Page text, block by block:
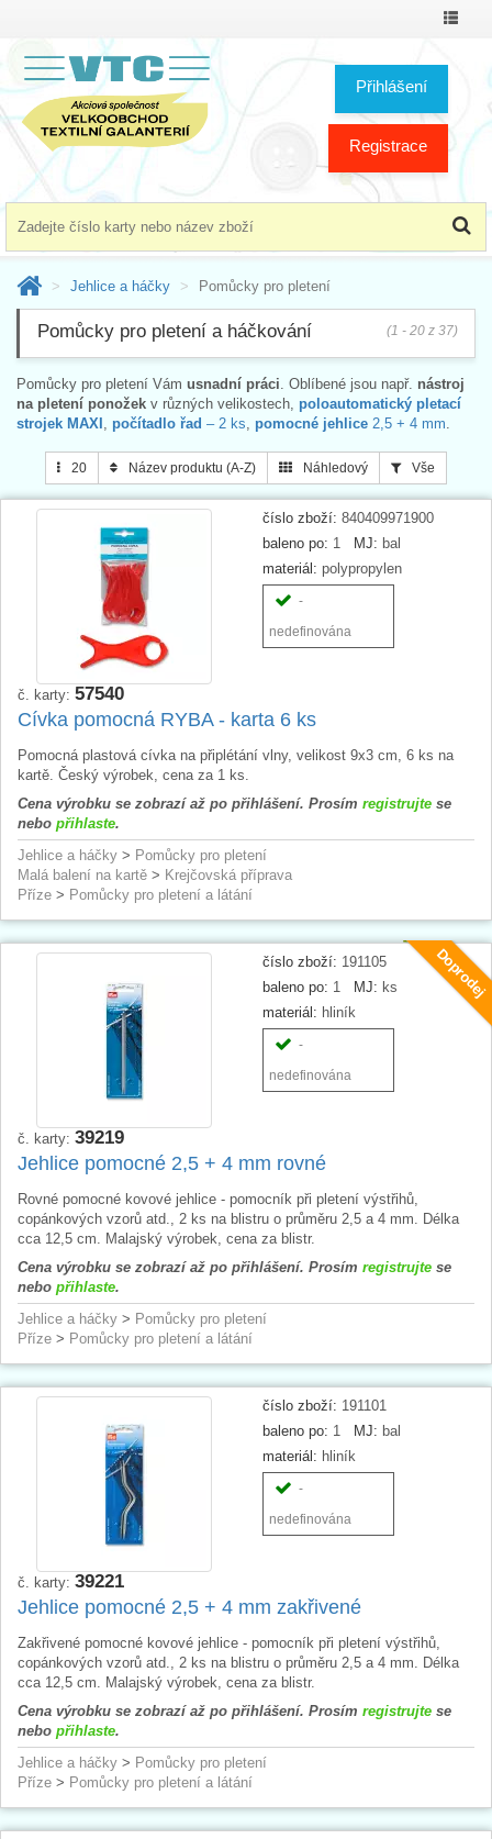
Přihlášení
Registrace
Jehlice a háčky Pomůcky pro pletení
Pomůcky pro pletení a háčkování (1 - 20 z 37)
Pomůcky pro pletení Vám usnadní práci . Oblíbené jsou např. nástroj
na pletení ponožek v různých velikostech, poloautomatický pletací
strojek MAXI
počítadlo řad – 2 ks pomocné jehlice 2,5 + 4 mm
20 Název produktu (A-Z) Náhledový Vše
číslo zboží: 840409971900
baleno po: 1 MJ: bal
materiál: polypropylen
-
nedefinována
č. karty: 57540
Cívka pomocná RYBA - karta 6 ks
Pomocná plastová cívka na připlétání vlny, velikost 9x3 cm, 6 ks na
kartě. Český výrobek, cena za 1 ks.
Cena výrobku se zobrazí až po přihlášení. Prosím registrujte se
nebo přihlaste.
Jehlice a háčky > Pomůcky pro pletení
Malá balení na kartě > Krejčovská příprava
Příze > Pomůcky pro pletení a látání
Doprodej
číslo zboží: 191105
baleno po: 1 MJ: ks
materiál: hliník
-
nedefinována
č. karty: 39219
Jehlice pomocné 2,5 + 4 mm rovné
Rovné pomocné kovové jehlice - pomocník při pletení výstřihů,
copánkových vzorů atd., 2 ks na blistru o průměru 2,5 a 4 mm. Délka
cca 12,5 cm. Malajský výrobek, cena za blistr.
Cena výrobku se zobrazí až po přihlášení. Prosím registrujte se
nebo přihlaste.
Jehlice a háčky > Pomůcky pro pletení
Příze > Pomůcky pro pletení a látání
číslo zboží: 191101
baleno po: 1 MJ: bal
materiál: hliník
-
nedefinována
č. karty: 39221
Jehlice pomocné 2,5 + 4 mm zakřivené
Zakřivené pomocné kovové jehlice - pomocník při pletení výstřihů,
copánkových vzorů atd., 2 ks na blistru o průměru 2,5 a 4 mm. Délka
cca 12,5 cm. Malajský výrobek, cena za blistr.
Cena výrobku se zobrazí až po přihlášení. Prosím registrujte se
nebo přihlaste.
Jehlice a háčky > Pomůcky pro pletení
Příze > Pomůcky pro pletení a látání